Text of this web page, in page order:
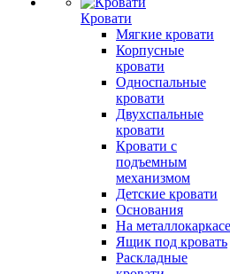
Кровати
Мягкие кровати
Корпусные
кровати
Односпальные
кровати
Двухспальные
кровати
Кровати с
подъемным
механизмом
Детские кровати
Основания
На металлокаркасе
Ящик под кровать
Раскладные